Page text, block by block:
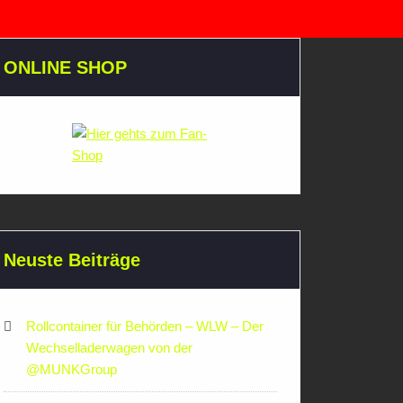
ONLINE SHOP
Neuste Beiträge
Rollcontainer für Behörden – WLW – Der
Wechselladerwagen von der
‪@MUNKGroup‬